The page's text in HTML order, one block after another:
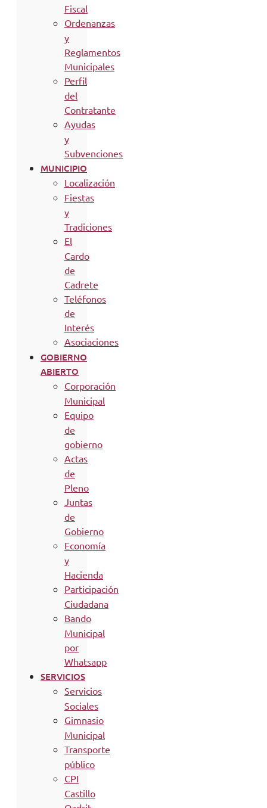
Fiscal
Ordenanzas
y
Reglamentos
Municipales
Perfil
del
Contratante
Ayudas
y
Subvenciones
MUNICIPIO
Localización
Fiestas
y
Tradiciones
El
Cardo
de
Cadrete
Teléfonos
de
Interés
Asociaciones
GOBIERNO
ABIERTO
Corporación
Municipal
Equipo
de
gobierno
Actas
de
Pleno
Juntas
de
Gobierno
Economía
y
Hacienda
Participación
Ciudadana
Bando
Municipal
por
Whatsapp
SERVICIOS
Servicios
Sociales
Gimnasio
Municipal
Transporte
público
CPI
Castillo